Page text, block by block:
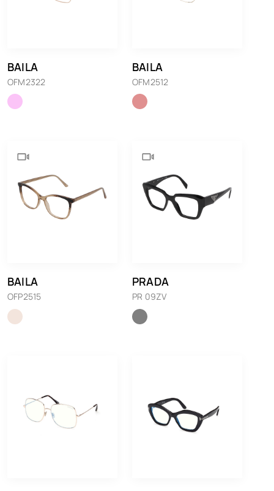
BAILA
OFM2322
BAILA
OFM2512
BAILA
OFP2515
PRADA
PR 09ZV